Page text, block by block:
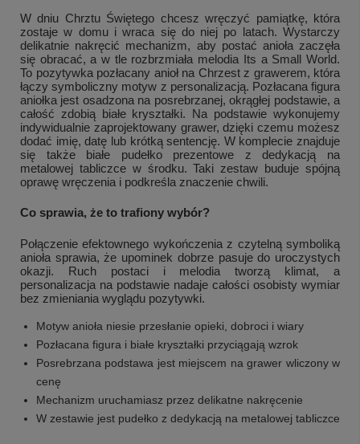
W dniu Chrztu Świętego chcesz wręczyć pamiątkę, która
zostaje w domu i wraca się do niej po latach. Wystarczy
delikatnie nakręcić mechanizm, aby postać anioła zaczęła
się obracać, a w tle rozbrzmiała melodia Its a Small World.
To pozytywka pozłacany anioł na Chrzest z grawerem, która
łączy symboliczny motyw z personalizacją. Pozłacana figura
aniołka jest osadzona na posrebrzanej, okrągłej podstawie, a
całość zdobią białe kryształki. Na podstawie wykonujemy
indywidualnie zaprojektowany grawer, dzięki czemu możesz
dodać imię, datę lub krótką sentencję. W komplecie znajduje
się także białe pudełko prezentowe z dedykacją na
metalowej tabliczce w środku. Taki zestaw buduje spójną
oprawę wręczenia i podkreśla znaczenie chwili.
Co sprawia, że to trafiony wybór?
Połączenie efektownego wykończenia z czytelną symboliką
anioła sprawia, że upominek dobrze pasuje do uroczystych
okazji. Ruch postaci i melodia tworzą klimat, a
personalizacja na podstawie nadaje całości osobisty wymiar
bez zmieniania wyglądu pozytywki.
Motyw anioła niesie przesłanie opieki, dobroci i wiary
Pozłacana figura i białe kryształki przyciągają wzrok
Posrebrzana podstawa jest miejscem na grawer wliczony w
cenę
Mechanizm uruchamiasz przez delikatne nakręcenie
W zestawie jest pudełko z dedykacją na metalowej tabliczce